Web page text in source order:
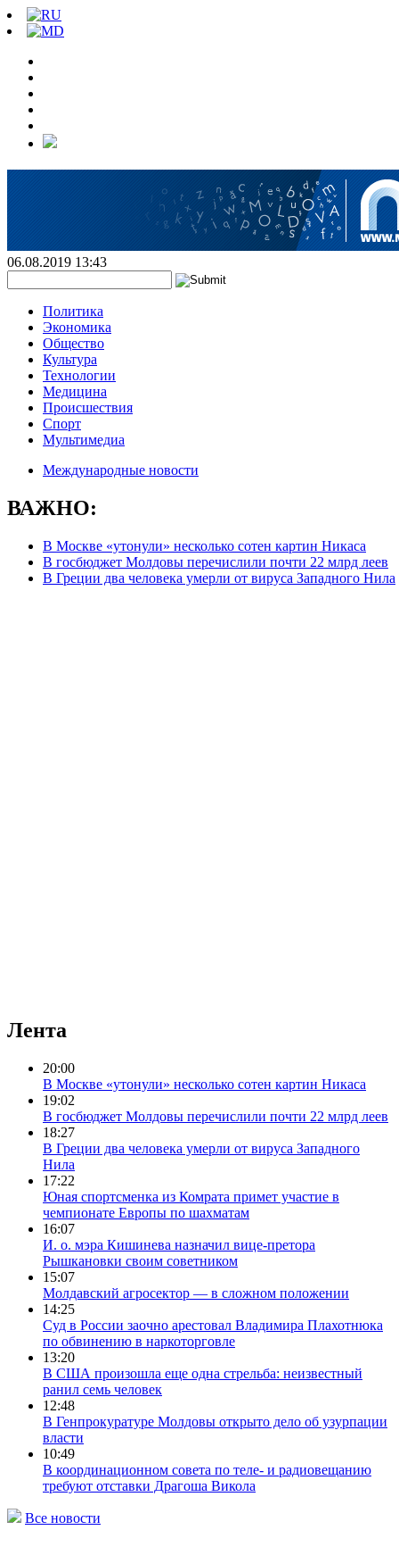
06.08.2019 13:43
Политика
Экономика
Общество
Культура
Технологии
Медицина
Происшествия
Спорт
Мультимедиа
Международные новости
ВАЖНО:
В Москве «утонули» несколько сотен картин Никаса
В госбюджет Молдовы перечислили почти 22 млрд леев
В Греции два человека умерли от вируса Западного Нила
Лента
20:00
В Москве «утонули» несколько сотен картин Никаса
19:02
В госбюджет Молдовы перечислили почти 22 млрд леев
18:27
В Греции два человека умерли от вируса Западного
Нила
17:22
Юная спортсменка из Комрата примет участие в
чемпионате Европы по шахматам
16:07
И. о. мэра Кишинева назначил вице-претора
Рышкановки своим советником
15:07
Молдавский агросектор — в сложном положении
14:25
Суд в России заочно арестовал Владимира Плахотнюка
по обвинению в наркоторговле
13:20
В США произошла еще одна стрельба: неизвестный
ранил семь человек
12:48
В Генпрокуратуре Молдовы открыто дело об узурпации
власти
10:49
В координационном совета по теле- и радиовещанию
требуют отставки Драгоша Викола
Все новости